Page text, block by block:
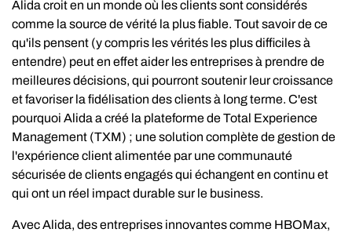
Alida croit en un monde où les clients sont considérés
comme la source de vérité la plus fiable. Tout savoir de ce
qu'ils pensent (y compris les vérités les plus difficiles à
entendre) peut en effet aider les entreprises à prendre de
meilleures décisions, qui pourront soutenir leur croissance
et favoriser la fidélisation des clients à long terme. C'est
pourquoi Alida a créé la plateforme de Total Experience
Management (TXM) ; une solution complète de gestion de
l'expérience client alimentée par une communauté
sécurisée de clients engagés qui échangent en continu et
qui ont un réel impact durable sur le business.
Avec Alida, des entreprises innovantes comme HBOMax,